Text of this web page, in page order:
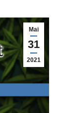
Mai
31
2021